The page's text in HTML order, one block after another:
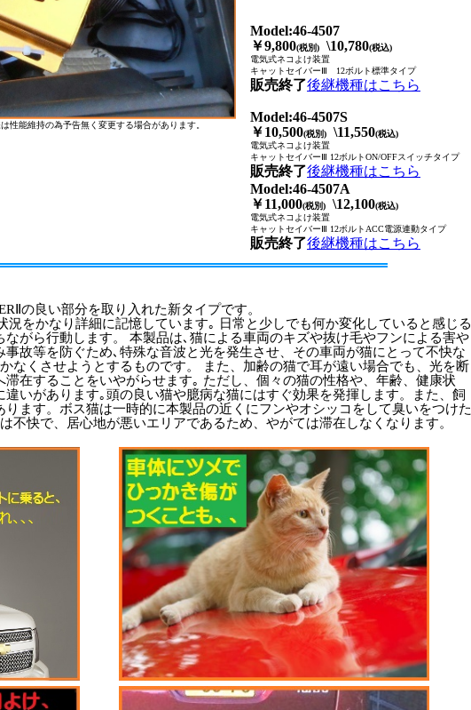
予告無く変更する場合があります。
Model:46-4507
￥9,800(税別) \10,780(税込)
電気式ネコよけ装置
キャットセイバーⅢ 12ボルト標準タイプ
販売終了後継機種はこちら
Model:46-4507S
￥10,500(税別) \11,550(税込)
電気式ネコよけ装置
キャットセイバーⅢ 12ボルトON/OFFスイッチタイプ
販売終了後継機種はこちら
Model:46-4507A
￥11,000(税別) \12,100(税込)
電気式ネコよけ装置
キャットセイバーⅢ 12ボルトACC電源連動タイプ
販売終了後継機種はこちら
の良い部分を取り入れた新タイプです。
況をかなり詳細に記憶しています｡ 日常と少しでも何か変化していると感じる
がら行動します。 本製品は､猫による車両のキズや抜け毛やフンによる害や
故等を防ぐため､特殊な音波と光を発生させ、その車両が猫にとって不快な
なくさせようとするものです。 また、加齢の猫で耳が遠い場合でも、光を断
在することをいやがらせます｡ ただし、個々の猫の性格や、年齢、健康状
いがあります｡頭の良い猫や臆病な猫にはすぐ効果を発揮します。また、飼
ます。ボス猫は一時的に本製品の近くにフンやオシッコをして臭いをつけた
不快で、居心地が悪いエリアであるため、やがては滞在しなくなります。